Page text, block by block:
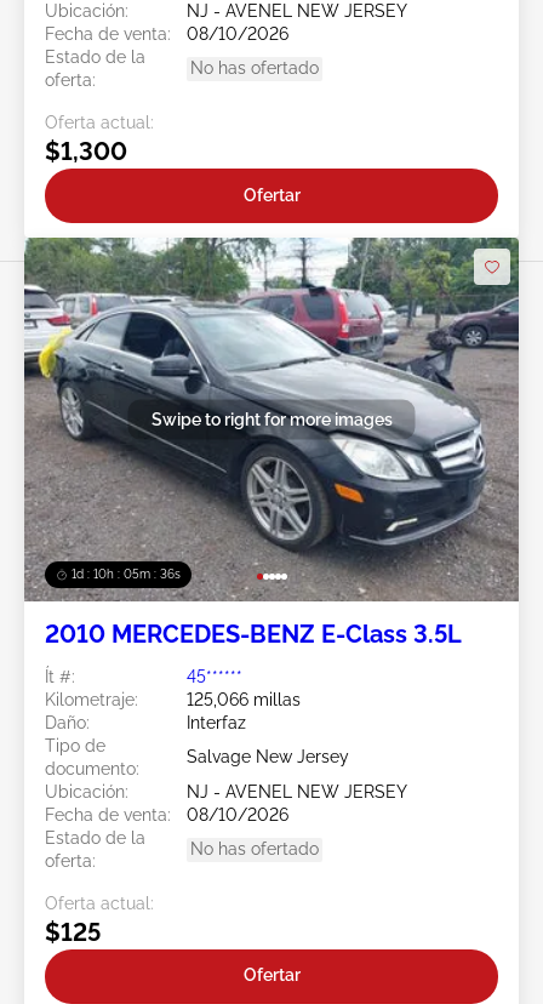
Ubicación:
NJ - AVENEL NEW JERSEY
Fecha de venta:
08/10/2026
Estado de la
oferta:
No has ofertado
Oferta actual:
$1,300
Ofertar
1d : 10h : 05m : 34s
Swipe to right for more images
2010 MERCEDES-BENZ E-Class 3.5L
Ít #:
45******
Kilometraje:
125,066 millas
Daño:
Interfaz
Tipo de
documento:
Salvage New Jersey
Ubicación:
NJ - AVENEL NEW JERSEY
Fecha de venta:
08/10/2026
Estado de la
oferta:
No has ofertado
Oferta actual:
$125
Ofertar